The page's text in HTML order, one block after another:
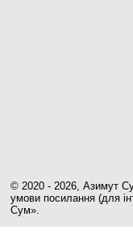
© 2020 - 2026, Азимут
умови посилання (для
Сум».